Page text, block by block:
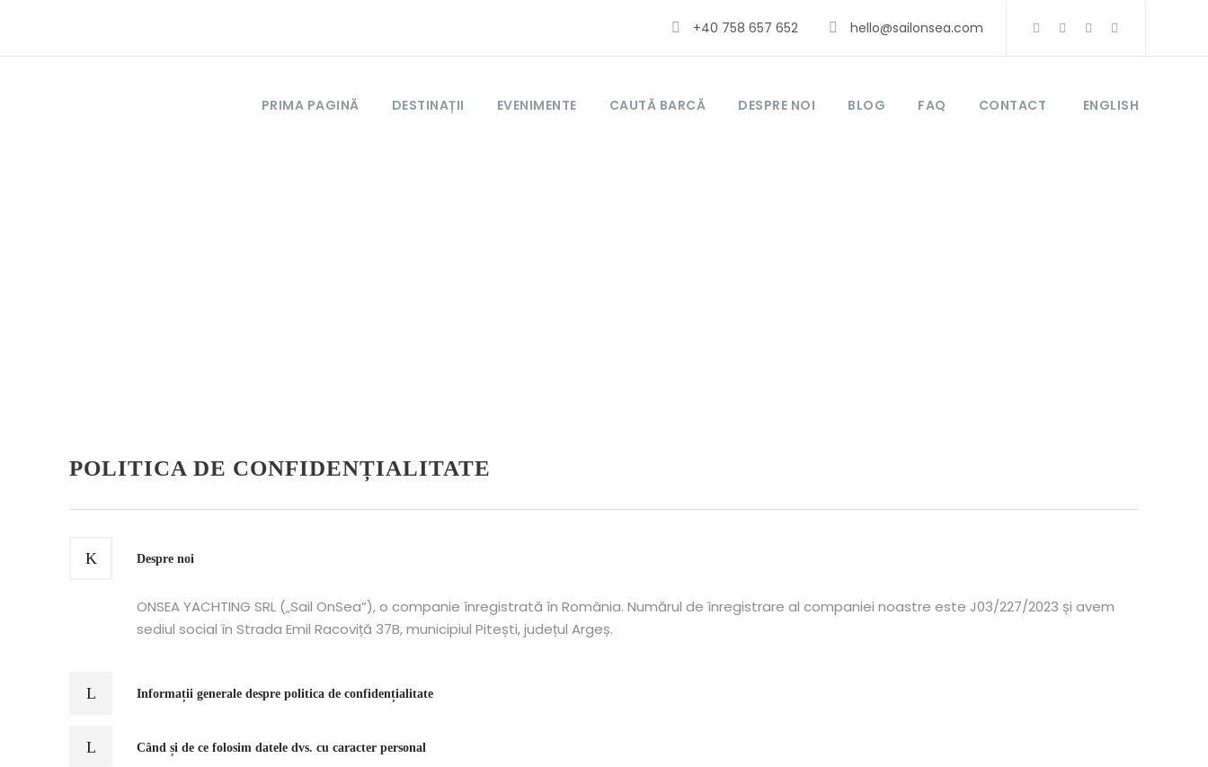
+40 758 657 652 hello@sailonsea.com
PRIMA PAGINĂ DESTINAȚII EVENIMENTE CAUTĂ BARCĂ DESPRE NOI BLOG FAQ CONTACT ENGLISH
POLITICA DE CONFIDENȚIALITATE
Despre noi
ONSEA YACHTING SRL („Sail OnSea”), o companie înregistrată în România. Numărul de înregistrare al companiei noastre este J03/227/2023 și avem
sediul social în Strada Emil Racoviță 37B, municipiul Pitești, județul Argeș.
Informații generale despre politica de confidențialitate
Când și de ce folosim datele dvs. cu caracter personal